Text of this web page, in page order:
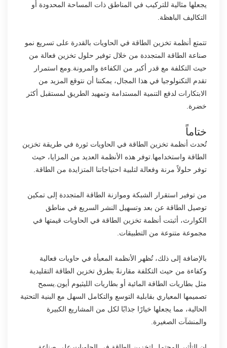
يجعلها مثالية للتركيب في المناطق ذات المساحة المحدودة أو
التكاليف الباهظة.
تتمتع أنظمة تخزين الطاقة في الحاويات بالقدرة على تسريع نمو
صناعة الطاقة المتجددة من خلال توفير حلول تخزين فعالة من
حيث التكلفة مع قدر أكبر من الكفاءة والمرونة.ومع استمرار
تقدم التكنولوجيا في هذا المجال، يمكننا أن نتوقع المزيد من
الابتكارات لدفع التنمية المستدامة وتمهيد الطريق لمستقبل أكثر
خضرة.
ختاماً
تُحدث أنظمة تخزين الطاقة في الحاويات ثورة في طريقة تخزين
الطاقة واستخدامها.توفر هذه الأنظمة العديد من المزايا، حيث
توفر حلولاً مرنة وفعالة لتلبية احتياجاتنا المتزايدة من الطاقة.
من توفير استقرار الشبكة وموازنة الطاقة المتجددة إلى تمكين
توصيل الطاقة عن بعد وتسهيل النشر السريع في مناطق
الكوارث، أثبتت أنظمة تخزين الطاقة في الحاويات قيمتها في
مجموعة متنوعة من التطبيقات.
بالإضافة إلى ذلك، تُظهر الأنظمة المعبأة في حاويات فعالية
وكفاءة من حيث التكلفة مقارنةً بطرق تخزين الطاقة التقليدية
مثل بطاريات الطاقة المائية أو بطاريات الليثيوم أيون.يسمح
تصميمها المعياري بقابلية التوسع والتكامل السهل مع البنية التحتية
الحالية، مما يجعلها خيارًا جذابًا لكل من المشاريع الكبيرة
والمنشآت الصغيرة.